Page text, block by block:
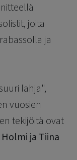
joita
ja
lahja",
vuosien
tekijöitä ovat
ja Tiina